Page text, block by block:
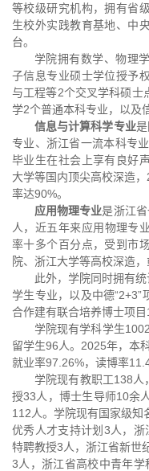
等校级研究机构，拥有省
生校外实践教育基地、中
台。
学院拥有数学、物理
子信息专业硕士学位授予
与工程等2个交叉学科硕士
学2个普通本科专业，以及
信息与计算科学专业是
专业、浙江省一流本科专
毕业生在社会上享有良好
大学等国内顶尖高校深造
率达90%。
应用物理专业是浙江
人，近五年来应用物理专
率十多个百分点，受到市
院、浙江大学等高校深造，
此外，学院同时拥有
学生专业，以及中德
合作建有联合培养博士项目
学院现有学科学生
留学生96人。2025年，本
就业率97.26%，读博率
学院现有教职工138人，
授33人，博士生导师10余
112人。学院现有国家级知
优秀人才支持计划3人，
特聘教授3人，浙江省新世
3人，浙江省高校中青年